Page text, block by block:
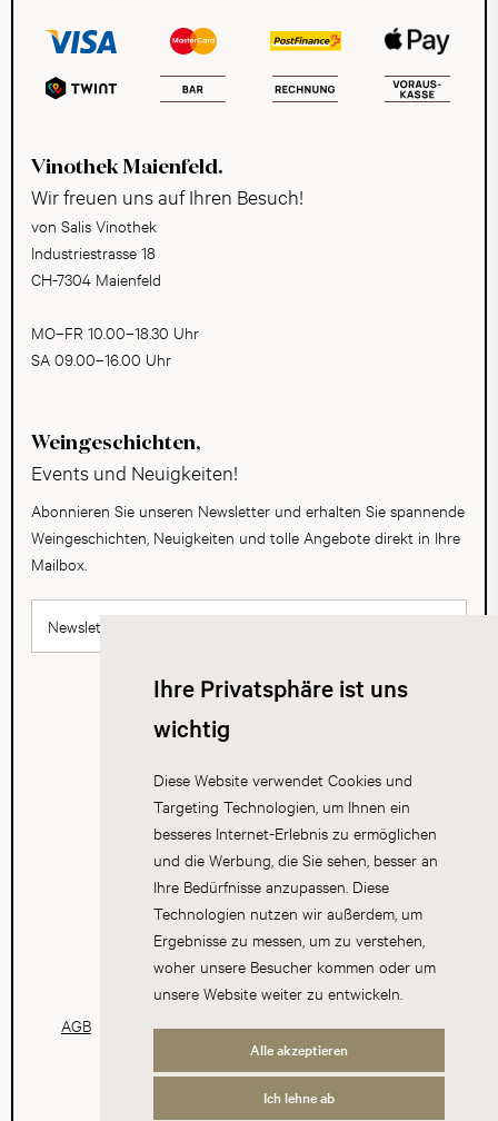
Ihre Privatsphäre ist uns
wichtig
Diese Website verwendet Cookies und
Targeting Technologien, um Ihnen ein
besseres Internet-Erlebnis zu ermöglichen
und die Werbung, die Sie sehen, besser an
Ihre Bedürfnisse anzupassen. Diese
Technologien nutzen wir außerdem, um
Ergebnisse zu messen, um zu verstehen,
woher unsere Besucher kommen oder um
unsere Website weiter zu entwickeln.
Alle akzeptieren
Ich lehne ab
Vinothek Maienfeld.
Wir freuen uns auf Ihren Besuch!
von Salis Vinothek
Industriestrasse 18
CH-7304 Maienfeld
MO–FR 10.00–18.30 Uhr
SA 09.00–16.00 Uhr
Weingeschichten,
Events und Neuigkeiten!
Abonnieren Sie unseren Newsletter und erhalten Sie spannende
Weingeschichten, Neuigkeiten und tolle Angebote direkt in Ihre
Mailbox.
Newsletter abonnieren
AGB Datenschutz Impressum Cookies